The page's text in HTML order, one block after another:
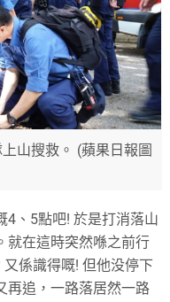
山搜救。 (蘋果日報圖
4、5點吧! 於是打消落山
就在這時突然喺之前行
係識得嘅! 但他没停下
再追，一路落居然一路